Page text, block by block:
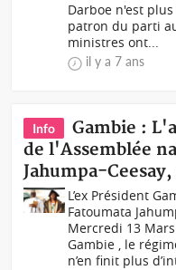
Darboe n'est
patron du parti
ministres ont...
il y a 7 ans
Info
Gambie :
de l'Assemblée
Jahumpa-
L’ex Président
Fatoumata
Mercredi 13
Gambie , le
n’en finit plus